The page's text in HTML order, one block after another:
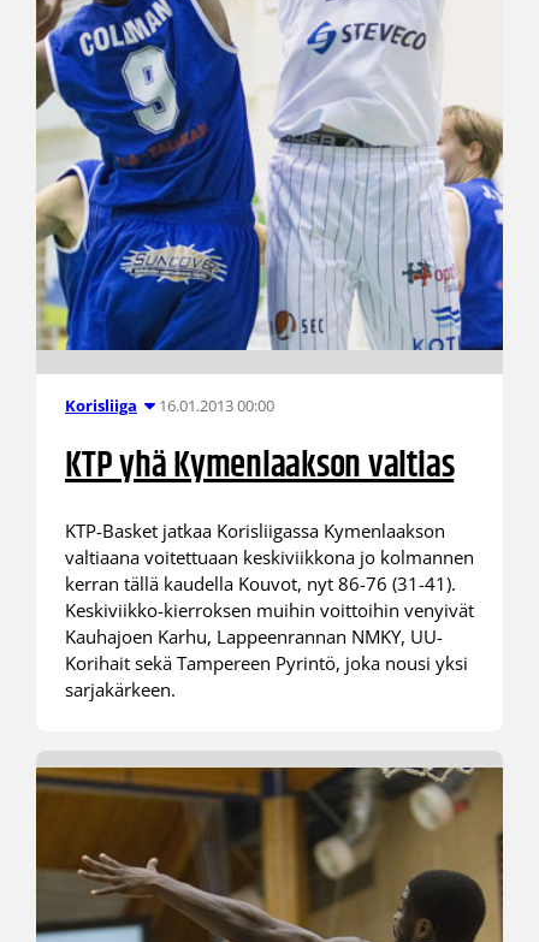
Korisliiga 16.01.2013 00:00
KTP yhä Kymenlaakson valtias
KTP-Basket jatkaa Korisliigassa Kymenlaakson
valtiaana voitettuaan keskiviikkona jo kolmannen
kerran tällä kaudella Kouvot, nyt 86-76 (31-41).
Keskiviikko-kierroksen muihin voittoihin venyivät
Kauhajoen Karhu, Lappeenrannan NMKY, UU-
Korihait sekä Tampereen Pyrintö, joka nousi yksi
sarjakärkeen.